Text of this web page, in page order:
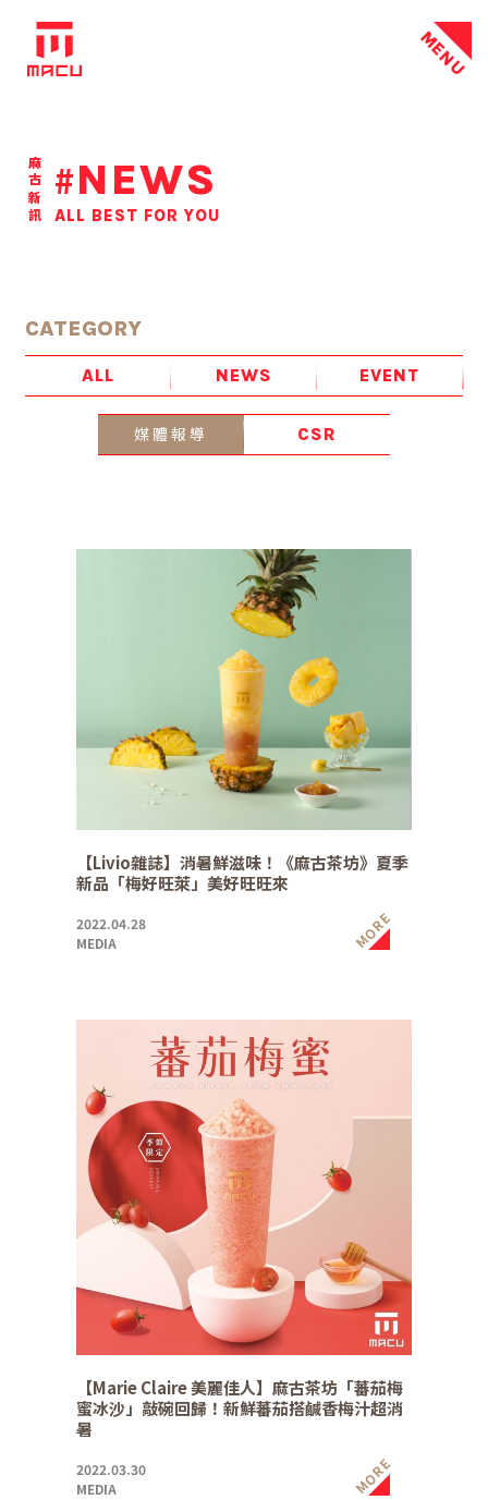
MENU
麻古新訊 #NEWS
ALL BEST FOR YOU
CATEGORY
ALL NEWS EVENT
媒體報導 CSR
【Livio雜誌】消暑鮮滋味！《麻古茶坊》夏季
新品「梅好旺萊」美好旺旺來
2022.04.28
MEDIA
MORE
【Marie Claire 美麗佳人】麻古茶坊「蕃茄梅
蜜冰沙」敲碗回歸！新鮮蕃茄搭鹹香梅汁超消
暑
2022.03.30
MEDIA
MORE